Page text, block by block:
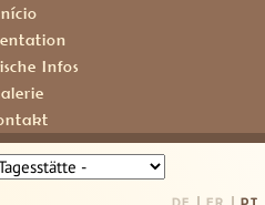
Infos